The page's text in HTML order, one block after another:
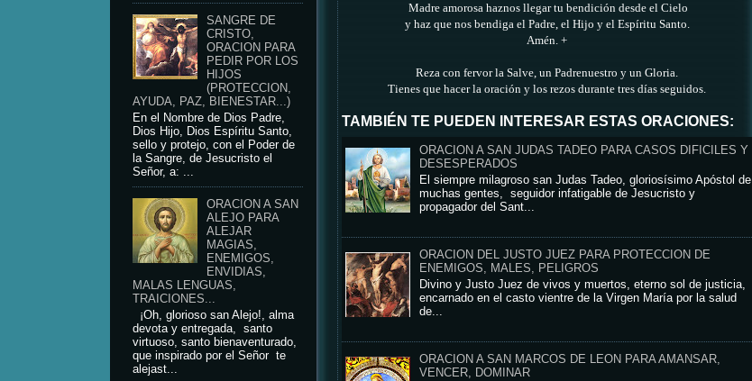
SANGRE DE
CRISTO,
ORACION PARA
PEDIR POR LOS
HIJOS
(PROTECCION,
AYUDA, PAZ, BIENESTAR...)
En el Nombre de Dios Padre,
Dios Hijo, Dios Espíritu Santo,
sello y protejo, con el Poder de
la Sangre, de Jesucristo el
Señor, a: ...
ORACION A SAN
ALEJO PARA
ALEJAR
MAGIAS,
ENEMIGOS,
ENVIDIAS,
MALAS LENGUAS,
TRAICIONES...
¡Oh, glorioso san Alejo!, alma
devota y entregada, santo
virtuoso, santo bienaventurado,
que inspirado por el Señor te
alejast...
Madre amorosa haznos llegar tu bendición desde el Cielo
y haz que nos bendiga el Padre, el Hijo y el Espíritu Santo.
Amén. +
Reza con fervor la Salve, un Padrenuestro y un Gloria.
Tienes que hacer la oración y los rezos durante tres días seguidos.
TAMBIÉN TE PUEDEN INTERESAR ESTAS ORACIONES:
ORACION A SAN JUDAS TADEO PARA CASOS DIFICILES Y
DESESPERADOS
El siempre milagroso san Judas Tadeo, gloriosísimo Apóstol de
muchas gentes, seguidor infatigable de Jesucristo y
propagador del Sant...
ORACION DEL JUSTO JUEZ PARA PROTECCION DE
ENEMIGOS, MALES, PELIGROS
Divino y Justo Juez de vivos y muertos, eterno sol de justicia,
encarnado en el casto vientre de la Virgen María por la salud
de...
ORACION A SAN MARCOS DE LEON PARA AMANSAR,
VENCER, DOMINAR